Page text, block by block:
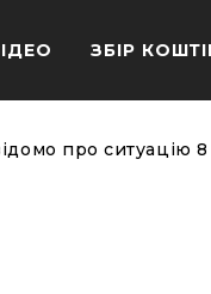
ЗБІР
про ситуацію